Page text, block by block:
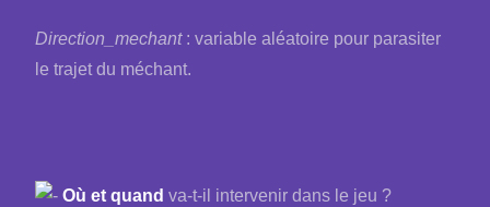
Direction_mechant: variable aléatoire pour parasiter
le trajet du méchant.
Où et quand va-t-il intervenir dans le jeu ?